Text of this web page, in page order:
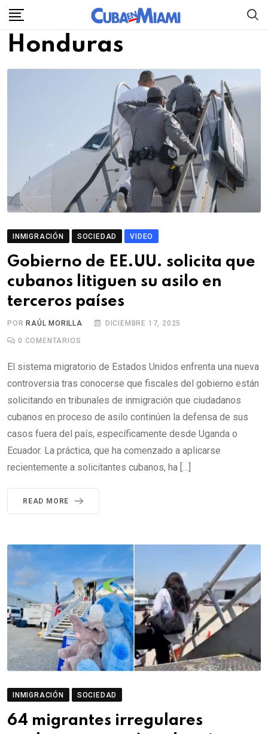
Skip
content
Honduras
INMIGRACIÓN SOCIEDAD VIDEO
Gobierno de EE.UU. solicita que
cubanos litiguen su asilo en
terceros países
PORRAÚL MORILLA DICIEMBRE 17, 2025
0 COMENTARIOS
El sistema migratorio de Estados Unidos enfrenta una nueva
controversia tras conocerse que fiscales del gobierno están
solicitando en tribunales de inmigración que ciudadanos
cubanos en proceso de asilo continúen la defensa de sus
casos fuera del país, específicamente desde Uganda o
Ecuador. La práctica, que ha comenzado a aplicarse
recientemente a solicitantes cubanos, ha […]
READ MORE
INMIGRACIÓN SOCIEDAD
64 migrantes irregulares